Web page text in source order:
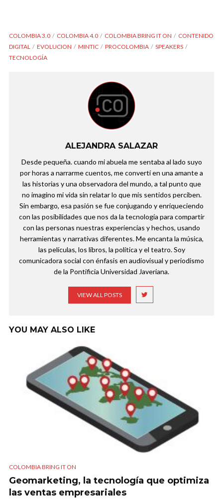
COLOMBIA 3.0 COLOMBIA 4.0 COLOMBIA BRING IT ON
CONTENIDO
DIGITAL
EVOLUCION MINTIC PROCOLOMBIA
SPEAKERS
TECNOLOGÍA
ALEJANDRA SALAZAR
Desde pequeña. cuando mi abuela me sentaba al lado suyo
por horas a narrarme cuentos, me convertí en una amante a
las historias y una observadora del mundo, a tal punto que
no imagino mi vida sin relatar lo que mis sentidos perciben.
Sin embargo, esa pasión se fue conjugando y enriqueciendo
con las posibilidades que nos da la tecnología para compartir
con las personas nuestras experiencias y hechos, usando
herramientas y narrativas diferentes. Me encanta la música,
las películas, los libros, la política y el teatro. Soy
comunicadora social con énfasis en audiovisual y periodismo
de la Pontificia Universidad Javeriana.
VIEW ALL POSTS
YOU MAY ALSO LIKE
COLOMBIA BRING IT ON
Geomarketing, la tecnología que optimiza
las ventas empresariales